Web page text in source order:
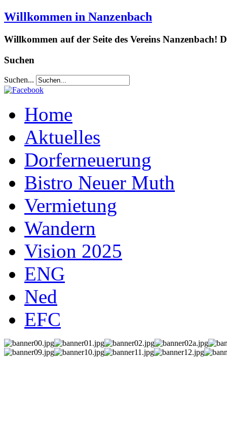
Willkommen in Nanzenbach
Willkommen auf der Seite des Vereins Nanzenbach!
Suchen
Suchen...
Home
Aktuelles
Dorferneuerung
Bistro Neuer Muth
Vermietung
Wandern
Vision 2025
ENG
Ned
EFC